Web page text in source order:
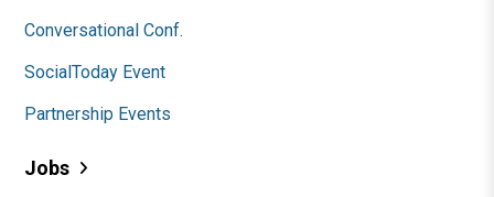
Conversational Conf.
SocialToday Event
Partnership Events
Jobs